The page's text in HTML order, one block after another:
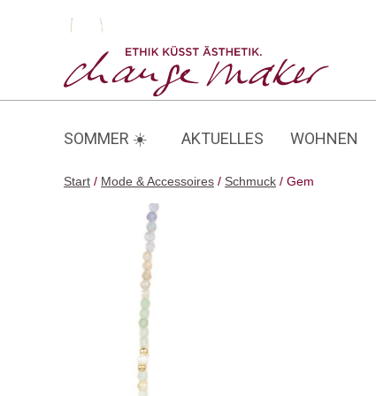
SOMMER ☀️ AKTUELLES WOHNEN
Start / Mode & Accessoires / Schmuck / Gem